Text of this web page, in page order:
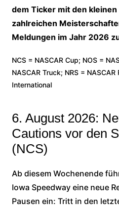
dem Ticker mit den
zahlreichen
Meldungen im Jahr 2026
NCS = NASCAR Cup; NOS =
NASCAR Truck; NRS = NASCAR
International
6. August 2026:
Cautions vor den
(NCS)
Ab diesem Wochenende
Iowa Speedway eine neue
Pausen ein: Tritt in den